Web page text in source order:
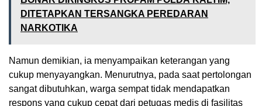
DITETAPKAN TERSANGKA PEREDARAN
NARKOTIKA
Namun demikian, ia menyampaikan keterangan yang
cukup menyayangkan. Menurutnya, pada saat pertolongan
sangat dibutuhkan, warga sempat tidak mendapatkan
respons yang cukup cepat dari petugas medis di fasilitas